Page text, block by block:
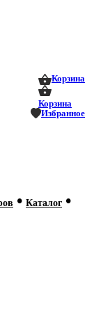
Корзина
Корзина
Избранное
• Каталог •